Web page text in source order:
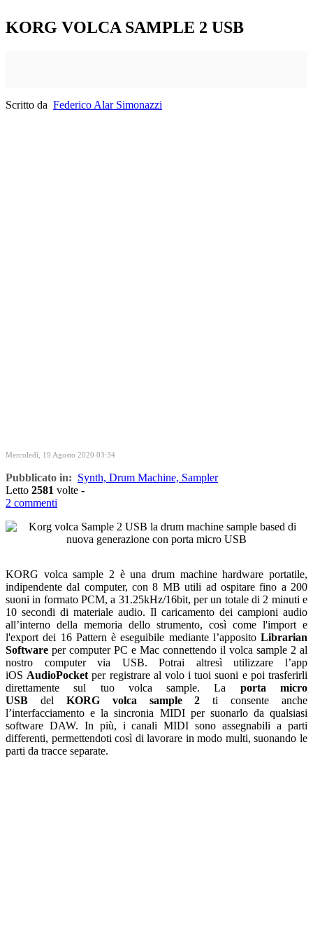
KORG VOLCA SAMPLE 2 USB
Scritto da Federico Alar Simonazzi
Mercoledì, 19 Agosto 2020 03:34
Pubblicato in: Synth, Drum Machine, Sampler
Letto 2581 volte -
2 commenti
KORG volca sample 2 è una drum machine hardware portatile,
indipendente dal computer, con 8 MB utili ad ospitare fino a 200
suoni in formato PCM, a 31.25kHz/16bit, per un totale di 2 minuti e
10 secondi di materiale audio. Il caricamento dei campioni audio
all’interno della memoria dello strumento, così come l'import e
l'export dei 16 Pattern è eseguibile mediante l’apposito Librarian
Software per computer PC e Mac connettendo il volca sample 2 al
nostro computer via USB. Potrai altresì utilizzare l’app
iOS AudioPocket per registrare al volo i tuoi suoni e poi trasferirli
direttamente sul tuo volca sample. La porta micro
USB del KORG volca sample 2 ti consente anche
l’interfacciamento e la sincronia MIDI per suonarlo da qualsiasi
software DAW. In più, i canali MIDI sono assegnabili a parti
differenti, permettendoti così di lavorare in modo multi, suonando le
parti da tracce separate.